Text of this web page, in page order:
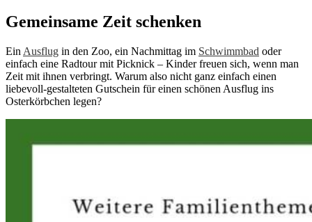
Gemeinsame Zeit schenken
Ein Ausflug in den Zoo, ein Nachmittag im Schwimmbad oder
einfach eine Radtour mit Picknick – Kinder freuen sich, wenn man
Zeit mit ihnen verbringt. Warum also nicht ganz einfach einen
liebevoll-gestalteten Gutschein für einen schönen Ausflug ins
Osterkörbchen legen?